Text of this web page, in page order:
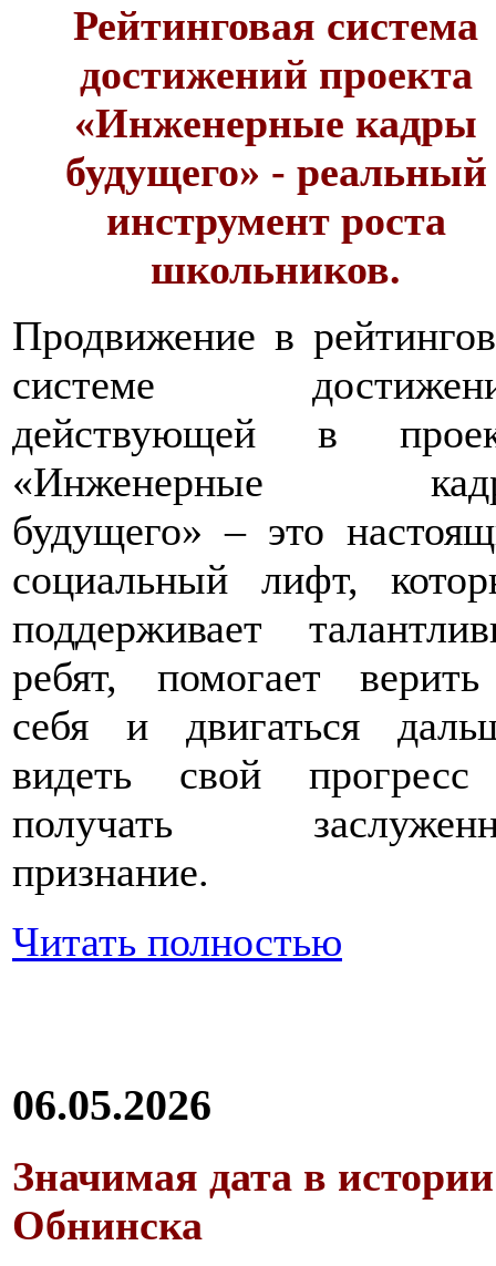
Рейтинговая система
достижений проекта
«Инженерные кадры
будущего» - реальный
инструмент роста
школьников.
Продвижение в
системе
действующей в
«Инженерные
будущего» – это
социальный лифт,
поддерживает
ребят, помогает
себя и двигаться
видеть свой
получать
признание.
Читать полностью
06.05.2026
Значимая дата в истории
Обнинска